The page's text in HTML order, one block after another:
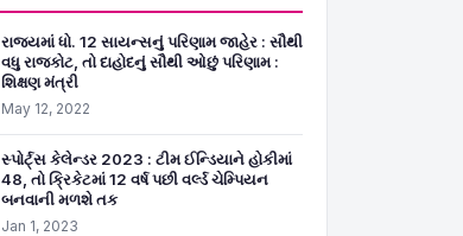
રાજ્યમાં ધો. 12 સાયન્સનું પરિણામ જાહેર : સૌથી
વધુ રાજકોટ, તો દાહોદનું સૌથી ઓછું પરિણામ :
શિક્ષણ મંત્રી
May 12, 2022
સ્પોર્ટ્સ કેલેન્ડર 2023 : ટીમ ઈન્ડિયાને હોકીમાં
48, તો ક્રિકેટમાં 12 વર્ષ પછી વર્લ્ડ ચેમ્પિયન
બનવાની મળશે તક
Jan 1, 2023